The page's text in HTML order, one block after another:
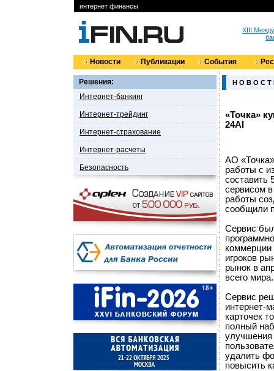
интернет финансы
XIII
Новости Публикации События
Решения:
Интернет-банкинг
Интернет-трейдинг
Интернет-страхование
Интернет-расчеты
Безопасность
Н О В О С Т
«Точка»
24AI
АО
работы с
составить
сервисом
работы
сообщили
Сервис
коммерции
игроков
рынок в
всего мира.
Сервис
интернет-
карточек
полный
улучшения
удалить
повысить